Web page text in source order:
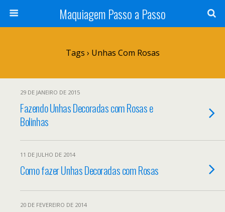
Maquiagem Passo a Passo
Tags › Unhas Com Rosas
29 DE JANEIRO DE 2015
Fazendo Unhas Decoradas com Rosas e
Bolinhas
11 DE JULHO DE 2014
Como fazer Unhas Decoradas com Rosas
20 DE FEVEREIRO DE 2014